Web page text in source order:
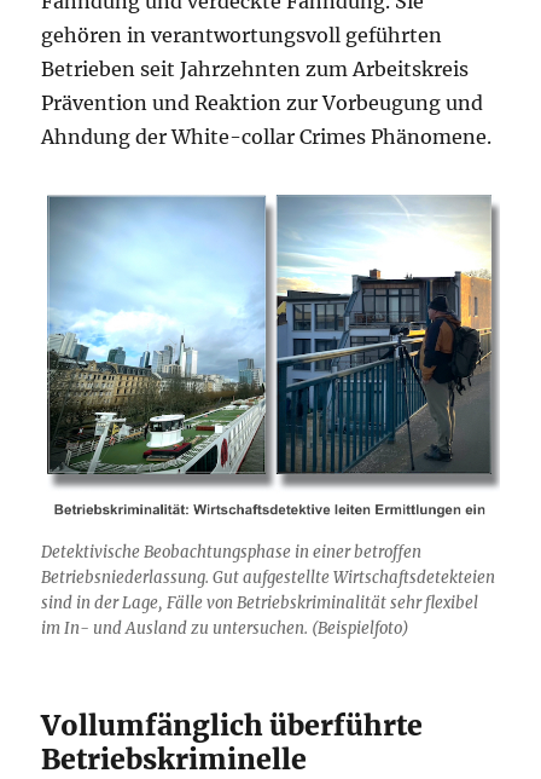
gehören in verantwortungsvoll geführten
Betrieben seit Jahrzehnten zum Arbeitskreis
Prävention und Reaktion zur Vorbeugung und
Ahndung der White-collar Crimes Phänomene.
Detektivische Beobachtungsphase in einer betroffen
Betriebsniederlassung. Gut aufgestellte Wirtschaftsdetekteien
sind in der Lage, Fälle von Betriebskriminalität sehr flexibel
im In- und Ausland zu untersuchen. (Beispielfoto)
Vollumfänglich überführte
Betriebskriminelle